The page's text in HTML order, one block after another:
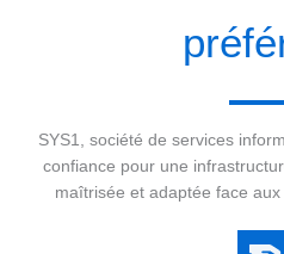
SYS1, société de services
confiance pour une
maîtrisée et adaptée face